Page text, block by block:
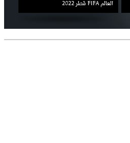
12:47
- 2021/08/15
دزيكو يُصر على راتب شهر جويلية
العالم FIFA قطر 2022